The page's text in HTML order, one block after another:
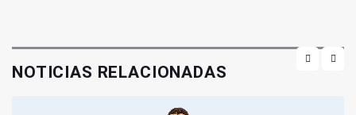
NOTICIAS RELACIONADAS